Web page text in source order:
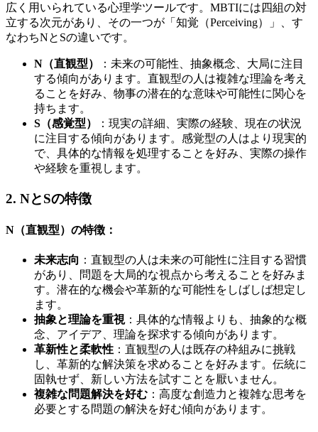
広く用いられている心理学ツールです。MBTIには四組の対
立する次元があり、その一つが「知覚（Perceiving）」、す
なわちNとSの違いです。
N（直観型）
：未来の可能性、抽象概念、大局に注目
する傾向があります。直観型の人は複雑な理論を考え
ることを好み、物事の潜在的な意味や可能性に関心を
持ちます。
S（感覚型）
：現実の詳細、実際の経験、現在の状況
に注目する傾向があります。感覚型の人はより現実的
で、具体的な情報を処理することを好み、実際の操作
や経験を重視します。
2. NとSの特徴
N（直観型）の特徴：
未来志向 ：直観型の人は未来の可能性に注目する習慣
があり、問題を大局的な視点から考えることを好みま
す。潜在的な機会や革新的な可能性をしばしば想定し
ます。
抽象と理論を重視：具体的な情報よりも、抽象的な概
念、アイデア、理論を探求する傾向があります。
革新性と柔軟性 ：直観型の人は既存の枠組みに挑戦
し、革新的な解決策を求めることを好みます。伝統に
固執せず、新しい方法を試すことを厭いません。
複雑な問題解決を好む ：高度な創造力と複雑な思考を
必要とする問題の解決を好む傾向があります。